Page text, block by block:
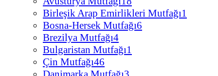
Birleşik Arap Emirlikleri Mutfağı1
Bosna-Hersek Mutfağı6
Brezilya Mutfağı4
Bulgaristan Mutfağı1
Çin Mutfağı46